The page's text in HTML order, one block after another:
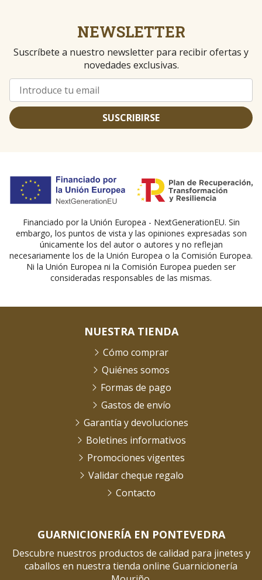
NEWSLETTER
Suscríbete a nuestro newsletter para recibir ofertas y
novedades exclusivas.
SUSCRIBIRSE
Financiado por la Unión Europea - NextGenerationEU. Sin
embargo, los puntos de vista y las opiniones expresadas son
únicamente los del autor o autores y no reflejan
necesariamente los de la Unión Europea o la Comisión Europea.
Ni la Unión Europea ni la Comisión Europea pueden ser
consideradas responsables de las mismas.
GUARNICIONERÍA EN PONTEVEDRA
Descubre nuestros productos de calidad para jinetes y
caballos en nuestra tienda online Guarnicionería
NUESTRA TIENDA
Cómo comprar
Quiénes somos
Formas de pago
Gastos de envío
Garantía y devoluciones
Boletines informativos
Promociones vigentes
Validar cheque regalo
Contacto